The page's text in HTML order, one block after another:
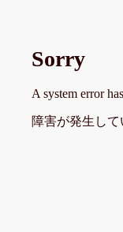
Sorry
A system error
障害が発生し